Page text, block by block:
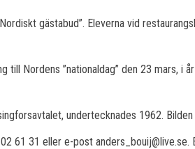
gästabud”. Eleverna vid
Nordens ”nationaldag” den 23 mars, i
undertecknades 1962.
61 31 eller e-post